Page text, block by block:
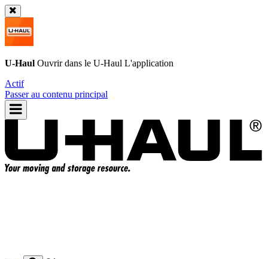
U-Haul Ouvrir dans le U-Haul L'application
Actif
Passer au contenu principal